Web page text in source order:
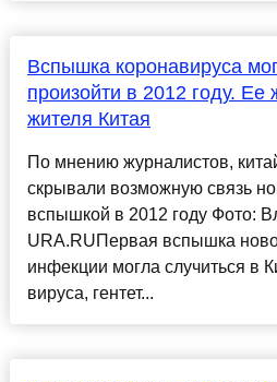
Вспышка коронавируса
произойти в 2012 году. Ее
жителя Китая
По мнению журналистов,
скрывали возможную связь
вспышкой в 2012 году Фото:
URA.RUПервая вспышка
инфекции могла случиться в
вируса, гентет...